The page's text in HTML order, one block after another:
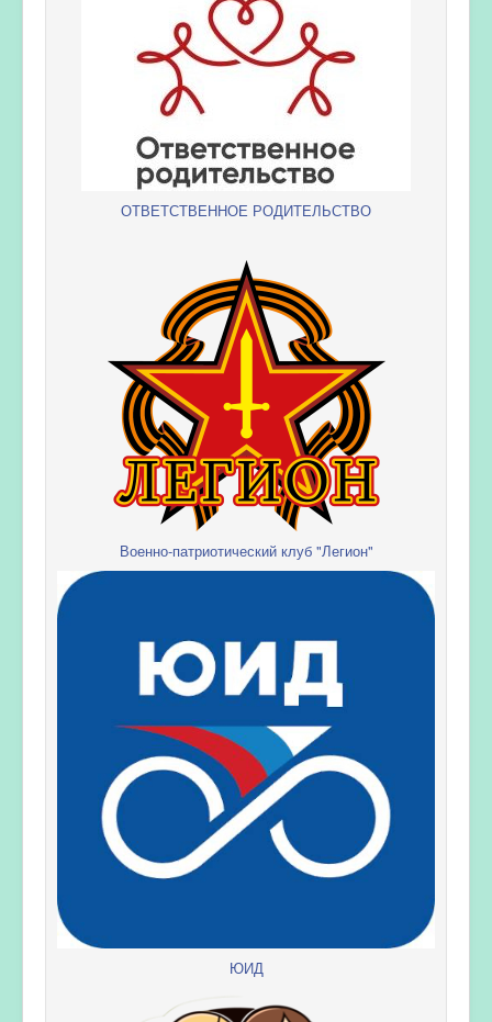
ОТВЕТСТВЕННОЕ РОДИТЕЛЬСТВО
Военно-патриотический клуб "Легион"
ЮИД